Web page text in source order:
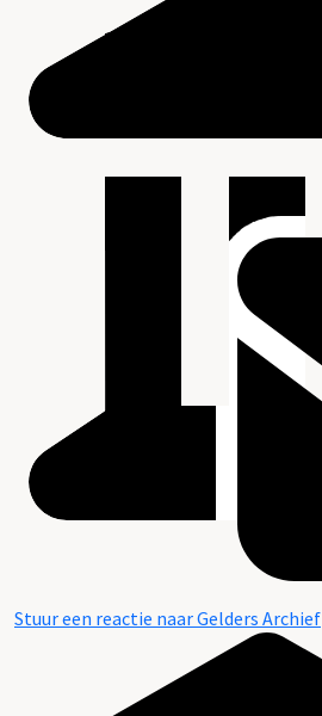
Stuur een reactie naar Gelders Archief